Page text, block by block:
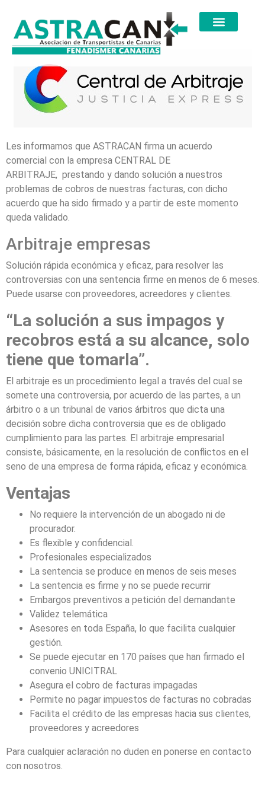
Les informamos que ASTRACAN firma un acuerdo
comercial con la empresa CENTRAL DE
ARBITRAJE, prestando y dando solución a nuestros
problemas de cobros de nuestras facturas, con dicho
acuerdo que ha sido firmado y a partir de este momento
queda validado.
Arbitraje empresas
Solución rápida económica y eficaz, para resolver las
controversias con una sentencia firme en menos de 6 meses.
Puede usarse con proveedores, acreedores y clientes.
“La solución a sus impagos y
recobros está a su alcance, solo
tiene que tomarla”.
El arbitraje es un procedimiento legal a través del cual se
somete una controversia, por acuerdo de las partes, a un
árbitro o a un tribunal de varios árbitros que dicta una
decisión sobre dicha controversia que es de obligado
cumplimiento para las partes. El arbitraje empresarial
consiste, básicamente, en la resolución de conflictos en el
seno de una empresa de forma rápida, eficaz y económica.
Ventajas
No requiere la intervención de un abogado ni de
procurador.
Es flexible y confidencial.
Profesionales especializados
La sentencia se produce en menos de seis meses
La sentencia es firme y no se puede recurrir
Embargos preventivos a petición del demandante
Validez telemática
Asesores en toda España, lo que facilita cualquier
gestión.
Se puede ejecutar en 170 países que han firmado el
convenio UNICITRAL
Asegura el cobro de facturas impagadas
Permite no pagar impuestos de facturas no cobradas
Facilita el crédito de las empresas hacia sus clientes,
proveedores y acreedores
Para cualquier aclaración no duden en ponerse en contacto
con nosotros.